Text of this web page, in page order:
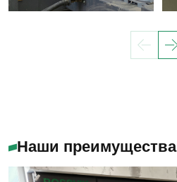
Наши преимущества